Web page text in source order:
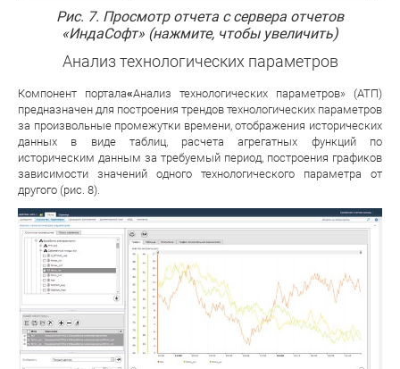
Рис. 7. Просмотр отчета с сервера отчетов
«ИндаСофт» (нажмите, чтобы увеличить)
Анализ технологических параметров
Компонент портала«Анализ технологических параметров» (АТП)
предназначен для построения трендов технологических параметров
за произвольные промежутки времени, отображения исторических
данных в виде таблиц, расчета агрегатных функций по
историческим данным за требуемый период, построения графиков
зависимости значений одного технологического параметра от
другого (рис. 8).